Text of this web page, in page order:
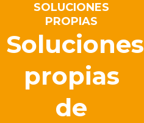
SOLUCIONES
PROPIAS
Soluciones
propias
de